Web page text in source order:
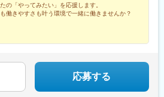
の「やってみたい」を応援します。
働きやすさも叶う環境で一緒に働きませんか？
応募する